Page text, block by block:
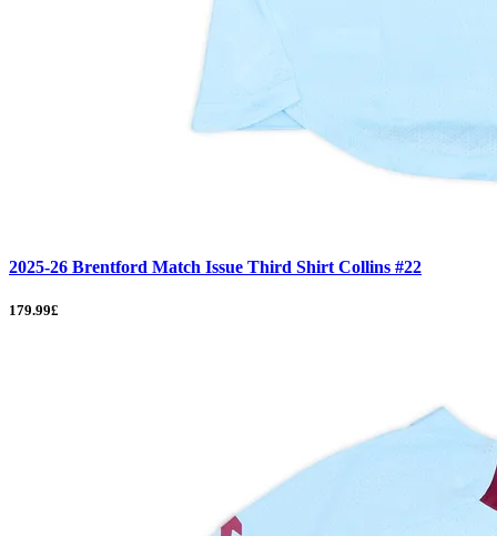
2025-26 Brentford Match Issue Third Shirt Collins #22
179.99£